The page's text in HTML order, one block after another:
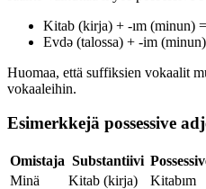
Kitab (kirja) + -ım (minun)
Evdə (talossa) + -im
Huomaa, että suffiksien vokaalit
vokaaleihin.
Esimerkkejä possessive
Omistaja Substantiivi
Minä
Kitab (kirja) Kitabım